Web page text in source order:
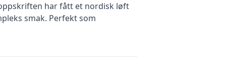
har fått et nordisk løft
smak. Perfekt som